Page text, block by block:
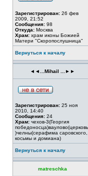
Зарегистрирован: 26 фев
2009, 21:52
Сообщения: 98
Откуда: Москва
Храм: храм иконы Божией
Матери "Скоропослушница"
Вернуться к началу
◄◄...Mihail ...►►
Зарегистрирован: 25 ноя
2010, 14:40
Сообщения: 24
Храм: чехов-3(Георгия
победоносца)ваулово(церковь
)челны(серафима саровского,
косьмы и домиана)
Вернуться к началу
matreschka